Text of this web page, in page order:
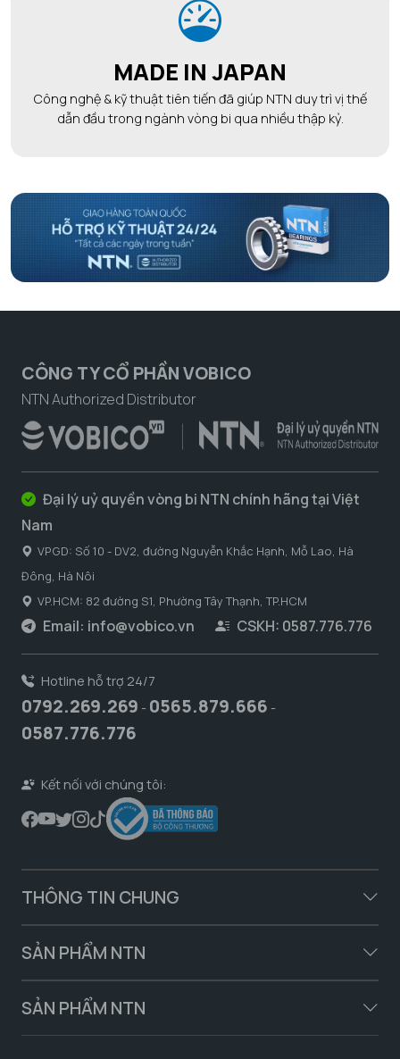
MADE IN JAPAN
Công nghệ & kỹ thuật tiên tiến đã giúp NTN duy trì vị thế
dẫn đầu trong ngành vòng bi qua nhiều thập kỷ.
CÔNG TY CỔ PHẦN VOBICO
NTN Authorized Distributor
Đại lý uỷ quyền vòng bi NTN chính hãng tại Việt
Nam
VPGD: Số 10 - DV2, đường Nguyễn Khắc Hạnh, Mỗ Lao, Hà
Đông, Hà Nôi
VP.HCM: 82 đường S1, Phường Tây Thạnh, TP.HCM
Email: info@vobico.vn CSKH: 0587.776.776
Hotline hỗ trợ 24/7
0792.269.269 - 0565.879.666 -
0587.776.776
Kết nối với chúng tôi:
THÔNG TIN CHUNG
SẢN PHẨM NTN
SẢN PHẨM NTN